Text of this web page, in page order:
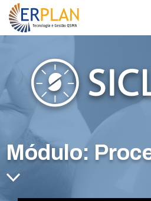
Módulo: